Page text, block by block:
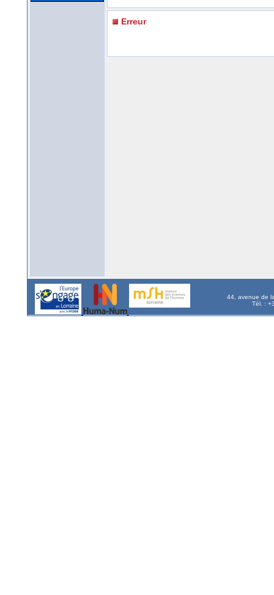
Erreur
44, avenue de
Tél. :